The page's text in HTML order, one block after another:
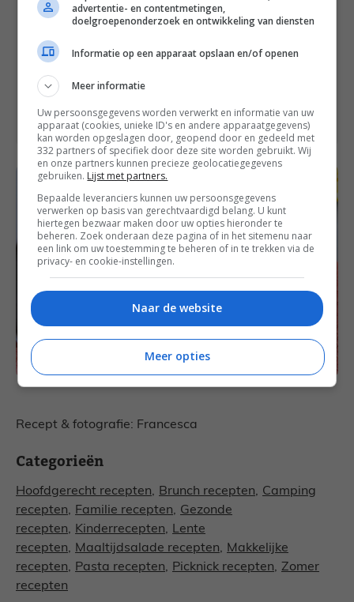
Bereiding: 20 minuten.
Tip: Wil je nog extra groenten
toevoegen? Denk dan aan
geblancheerde doperwten, gegrilde
asperges of courgette of beetgaar
Recept & fotografie: Francesca
Categorieën
Hoofdgerecht recepten, Brunch recepten, Camping
recepten, Familie recepten, Gezonde
recepten, Kinderrecepten, Lente
recepten, Maaltijdsalade recepten, Makkelijke
recepten, Pasta recepten, Picknick recepten, Zomer
recepten
advertentie- en contentmetingen,
doelgroepenonderzoek en ontwikkeling van diensten
Informatie op een apparaat opslaan en/of openen
Meer informatie
Uw persoonsgegevens worden verwerkt en informatie van uw
apparaat (cookies, unieke ID's en andere apparaatgegevens)
kan worden opgeslagen door, geopend door en gedeeld met
332 partners of specifiek door deze site worden gebruikt. Wij
en onze partners kunnen precieze geolocatiegegevens
gebruiken. Lijst met partners.
Bepaalde leveranciers kunnen uw persoonsgegevens
verwerken op basis van gerechtvaardigd belang. U kunt
hiertegen bezwaar maken door uw opties hieronder te
beheren. Zoek onderaan deze pagina of in het sitemenu naar
een link om uw toestemming te beheren of in te trekken via de
privacy- en cookie-instellingen.
Naar de website
Meer opties